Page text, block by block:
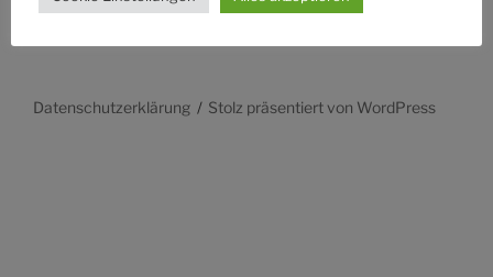
Datenschutzerklärung Stolz präsentiert von WordPress